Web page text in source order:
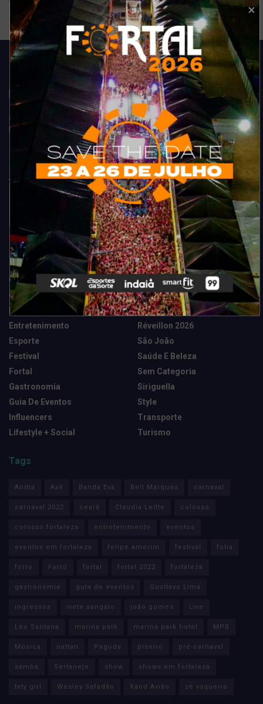
Acompanhe todas as novidades do entretenimento na região de
Fortaleza. Dicas, promoções, coberturas exclusivas e muito mais.
Categorias
Camarote Vip Junino
Cidade
Destaques
Entretenimento
Esporte
Festival
Fortal
Gastronomia
Guia De Eventos
Influencers
Lifestyle + Social
Marketing E Negócios
Música
News Tech
Réveillon 2026
São João
Saúde E Beleza
Sem Categoria
Siriguella
Style
Transporte
Turismo
Tags
Anitta Axé Banda Eva Bell Marques carnaval
carnaval 2022 ceará Claudia Leitte colosso
colosso fortaleza entretenimento eventos
eventos em fortaleza felipe amorim festival folia
forro Forró fortal fortal 2022 fortaleza
gastronomia guia de eventos Gusttavo Lima
ingressos ivete sangalo joão gomes Live
Léo Santana marina park marina park hotel MPB
Música nattan Pagode piseiro pré-carnaval
samba Sertanejo show shows em fortaleza
taty girl Wesley Safadão Xand Avião zé vaqueiro